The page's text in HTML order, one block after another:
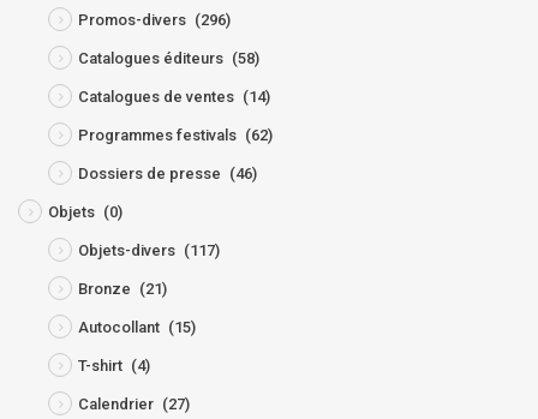
Promos-divers (296)
Catalogues éditeurs (58)
Catalogues de ventes (14)
Programmes festivals (62)
Dossiers de presse (46)
Objets (0)
Objets-divers (117)
Bronze (21)
Autocollant (15)
T-shirt (4)
Calendrier (27)